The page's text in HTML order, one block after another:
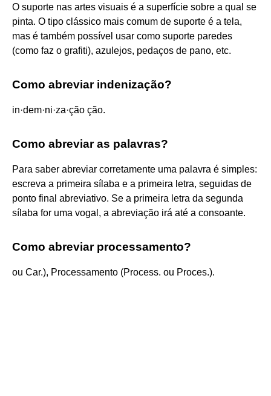
O suporte nas artes visuais é a superfície sobre a qual se
pinta. O tipo clássico mais comum de suporte é a tela,
mas é também possível usar como suporte paredes
(como faz o grafiti), azulejos, pedaços de pano, etc.
Como abreviar indenização?
in·dem·ni·za·ção ção.
Como abreviar as palavras?
Para saber abreviar corretamente uma palavra é simples:
escreva a primeira sílaba e a primeira letra, seguidas de
ponto final abreviativo. Se a primeira letra da segunda
sílaba for uma vogal, a abreviação irá até a consoante.
Como abreviar processamento?
ou Car.), Processamento (Process. ou Proces.).